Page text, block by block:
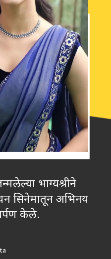
भाग्यश्रीने
सिनेमातून अभिनय
केले.